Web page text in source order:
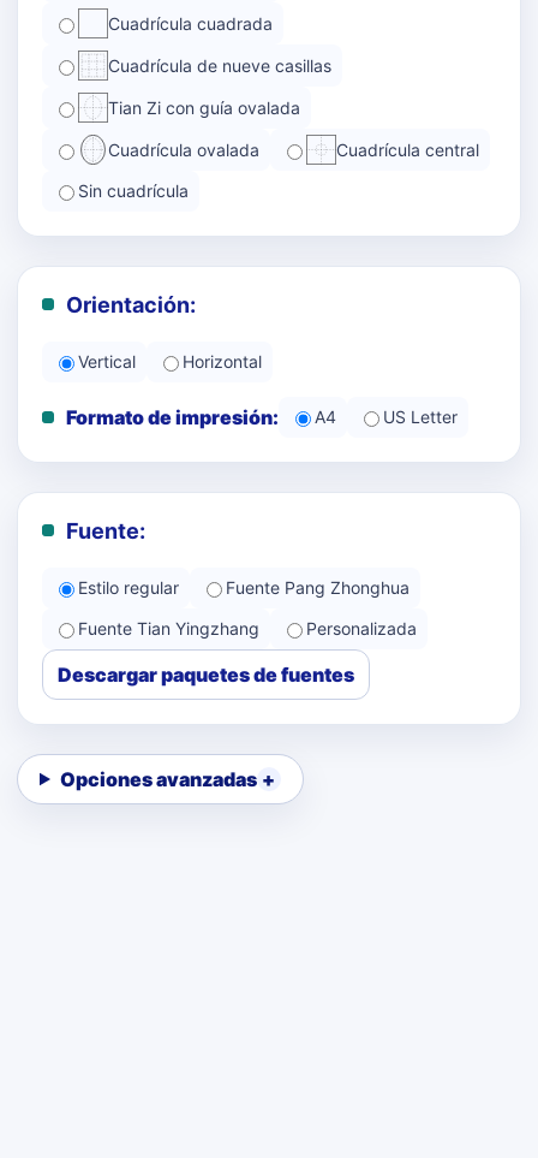
Cuadrícula cuadrada
Cuadrícula de nueve casillas
Tian Zi con guía ovalada
Cuadrícula ovalada Cuadrícula central
Sin cuadrícula
Orientación:
Vertical Horizontal
Formato de impresión: A4 US Letter
Fuente:
Estilo regular
Fuente Pang Zhonghua
Fuente Tian Yingzhang
Personalizada
Descargar paquetes de fuentes
Opciones avanzadas